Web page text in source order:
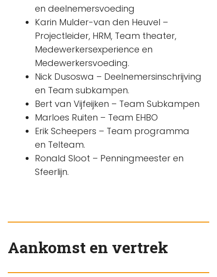
en deelnemersvoeding
Karin Mulder-van den Heuvel –
Projectleider, HRM, Team theater,
Medewerkersexperience en
Medewerkersvoeding.
Nick Dusoswa – Deelnemersinschrijving
en Team subkampen.
Bert van Vijfeijken – Team Subkampen
Marloes Ruiten – Team EHBO
Erik Scheepers – Team programma
en Telteam.
Ronald Sloot – Penningmeester en
Sfeerlijn.
Aankomst en vertrek